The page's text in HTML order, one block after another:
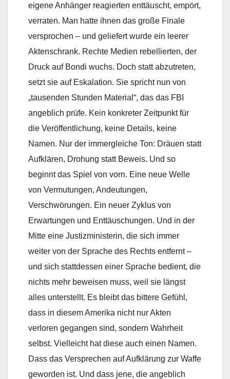
eigene Anhänger reagierten enttäuscht, empört,
verraten. Man hatte ihnen das große Finale
versprochen – und geliefert wurde ein leerer
Aktenschrank. Rechte Medien rebellierten, der
Druck auf Bondi wuchs. Doch statt abzutreten,
setzt sie auf Eskalation. Sie spricht nun von
„tausenden Stunden Material“, das das FBI
angeblich prüfe. Kein konkreter Zeitpunkt für
die Veröffentlichung, keine Details, keine
Namen. Nur der immergleiche Ton: Dräuen statt
Aufklären, Drohung statt Beweis. Und so
beginnt das Spiel von vorn. Eine neue Welle
von Vermutungen, Andeutungen,
Verschwörungen. Ein neuer Zyklus von
Erwartungen und Enttäuschungen. Und in der
Mitte eine Justizministerin, die sich immer
weiter von der Sprache des Rechts entfernt –
und sich stattdessen einer Sprache bedient, die
nichts mehr beweisen muss, weil sie längst
alles unterstellt. Es bleibt das bittere Gefühl,
dass in diesem Amerika nicht nur Akten
verloren gegangen sind, sondern Wahrheit
selbst. Vielleicht hat diese auch einen Namen.
Dass das Versprechen auf Aufklärung zur Waffe
geworden ist. Und dass jene, die angeblich